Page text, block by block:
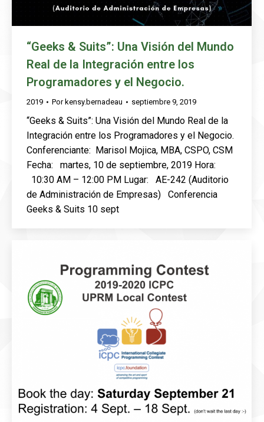
“Geeks & Suits”: Una Visión del Mundo
Real de la Integración entre los
Programadores y el Negocio.
2019 Por kensy.bernadeau septiembre 9, 2019
“Geeks & Suits”: Una Visión del Mundo Real de la
Integración entre los Programadores y el Negocio.
Conferenciante: Marisol Mojica, MBA, CSPO, CSM
Fecha: martes, 10 de septiembre, 2019 Hora:
10:30 AM – 12:00 PM Lugar: AE-242 (Auditorio
de Administración de Empresas) Conferencia
Geeks & Suits 10 sept